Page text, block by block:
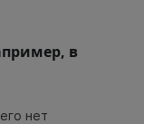
в
нет